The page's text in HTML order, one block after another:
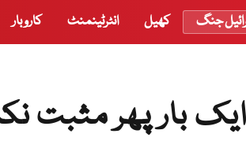
جنگ کھیل انٹرٹینمنٹ کاروبار
بار پھر مثبت